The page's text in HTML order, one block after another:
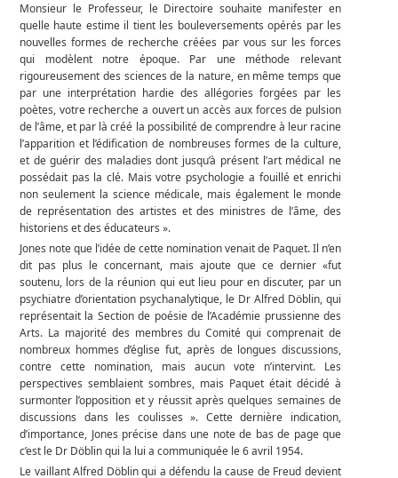
Monsieur le Professeur, le Directoire souhaite manifester en
quelle haute estime il tient les bouleversements opérés par les
nouvelles formes de recherche créées par vous sur les forces
qui modèlent notre époque. Par une méthode relevant
rigoureusement des sciences de la nature, en même temps que
par une interprétation hardie des allégories forgées par les
poètes, votre recherche a ouvert un accès aux forces de pulsion
de l’âme, et par là créé la possibilité de comprendre à leur racine
l’apparition et l’édification de nombreuses formes de la culture,
et de guérir des maladies dont jusqu’à présent l’art médical ne
possédait pas la clé. Mais votre psychologie a fouillé et enrichi
non seulement la science médicale, mais également le monde
de représentation des artistes et des ministres de l’âme, des
historiens et des éducateurs ».
Jones note que l’idée de cette nomination venait de Paquet. Il n’en
dit pas plus le concernant, mais ajoute que ce dernier «fut
soutenu, lors de la réunion qui eut lieu pour en discuter, par un
psychiatre d’orientation psychanalytique, le Dr Alfred Döblin, qui
représentait la Section de poésie de l’Académie prussienne des
Arts. La majorité des membres du Comité qui comprenait de
nombreux hommes d’église fut, après de longues discussions,
contre cette nomination, mais aucun vote n’intervint. Les
perspectives semblaient sombres, mais Paquet était décidé à
surmonter l’opposition et y réussit après quelques semaines de
discussions dans les coulisses ». Cette dernière indication,
d’importance, Jones précise dans une note de bas de page que
c’est le Dr Döblin qui la lui a communiquée le 6 avril 1954.
Le vaillant Alfred Döblin qui a défendu la cause de Freud devient